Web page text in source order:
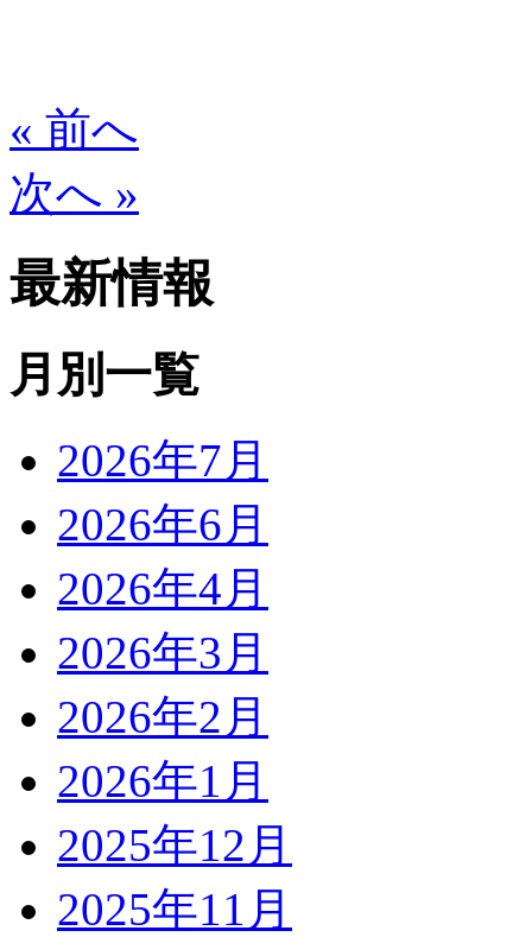
« 前へ
次へ »
最新情報
月別一覧
2026年7月
2026年6月
2026年4月
2026年3月
2026年2月
2026年1月
2025年12月
2025年11月